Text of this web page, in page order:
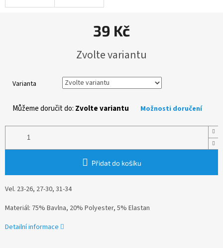
39 Kč
cena:
Zvolte variantu
Varianta
Můžeme doručit do: Zvolte variantu Možnosti doručení
Přidat do košíku
Vel. 23-26, 27-30, 31-34
Materiál: 75% Bavlna, 20% Polyester, 5% Elastan
Detailní informace